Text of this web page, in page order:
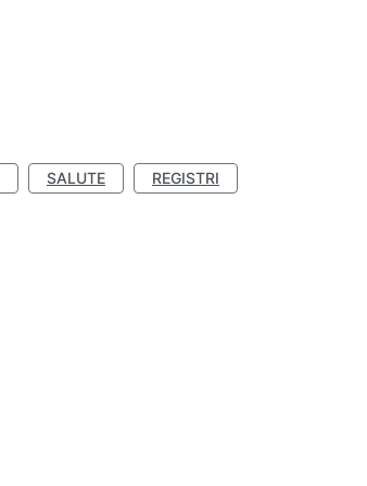
SALUTE
REGISTRI